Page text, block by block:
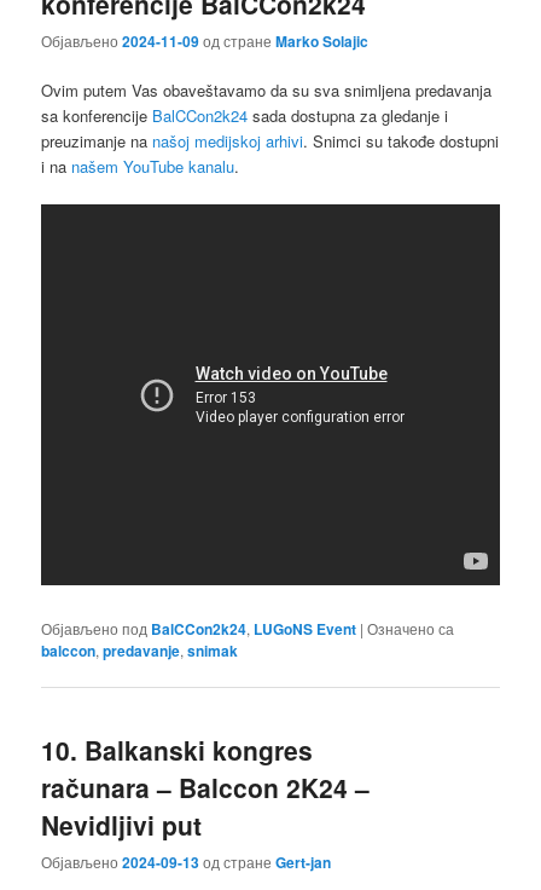
Објављено2024-11-09од странеMarko Solajic
Ovim putem Vas obaveštavamo da su sva snimljena predavanja
sa konferencije BalCCon2k24 sada dostupna za gledanje i
preuzimanje na našoj medijskoj arhivi. Snimci su takođe dostupni
i na našem YouTube kanalu.
Објављено под BalCCon2k24, LUGoNS Event |Означено са
balccon,predavanje,snimak
10. Balkanski kongres
računara – Balccon 2K24 –
Nevidljivi put
Објављено2024-09-13од странеGert-jan